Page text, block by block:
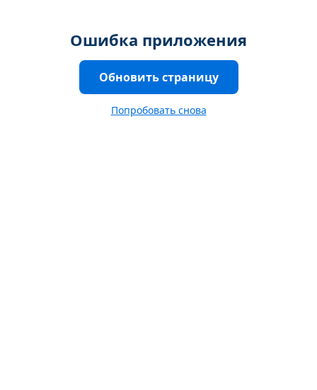
Ошибка приложения
Обновить страницу
Попробовать снова